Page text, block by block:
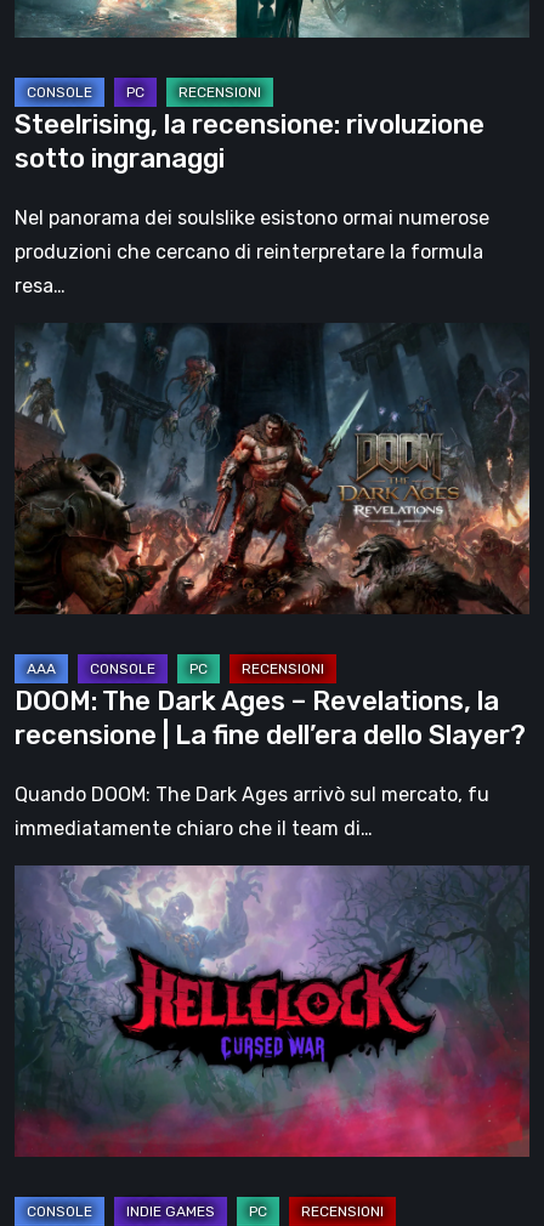
Steelrising, la recensione: rivoluzione
sotto ingranaggi
Nel panorama dei soulslike esistono ormai numerose
produzioni che cercano di reinterpretare la formula
resa…
DOOM:
The
Dark
Ages
–
Revelations,
la
recensione
|
fine
dell’era
dello
DOOM: The Dark Ages – Revelations, la
recensione | La fine dell’era dello Slayer?
Quando DOOM: The Dark Ages arrivò sul mercato, fu
immediatamente chiaro che il team di…
Clock:
Cursed
War
–
recensione:
di
un